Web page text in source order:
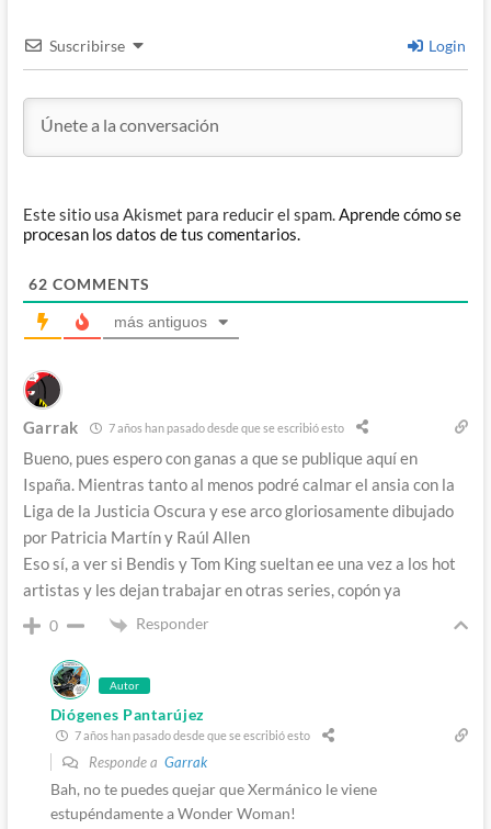
Suscribirse Login
Este sitio usa Akismet para reducir el spam.Aprende cómo se
procesan los datos de tus comentarios.
62 COMMENTS
más antiguos
Garrak 7 años han pasado desde que se escribió esto
Bueno, pues espero con ganas a que se publique aquí en
Ispaña. Mientras tanto al menos podré calmar el ansia con la
Liga de la Justicia Oscura y ese arco gloriosamente dibujado
por Patricia Martín y Raúl Allen
Eso sí, a ver si Bendis y Tom King sueltan ee una vez a los hot
artistas y les dejan trabajar en otras series, copón ya
0 Responder
Autor
Diógenes Pantarújez
7 años han pasado desde que se escribió esto
Responde a Garrak
Bah, no te puedes quejar que Xermánico le viene
estupéndamente a Wonder Woman!